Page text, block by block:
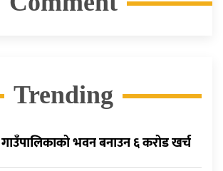
Trending
गाउँपालिकाको भवन बनाउन ६ करोड खर्च